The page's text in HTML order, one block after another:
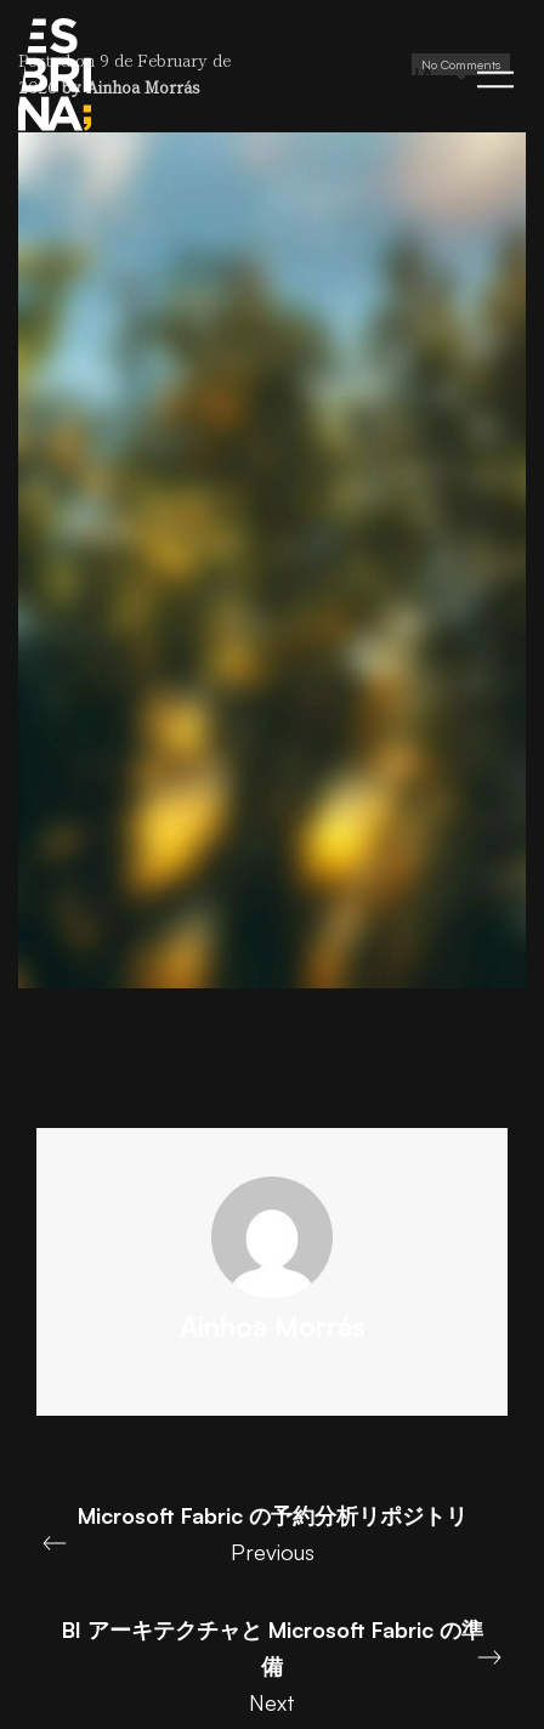
JANo Comments
Posted on 9 de February de
2026 byAinhoa Morrás
Microsoft Fabric の予約分析リポジトリ
Previous
BI アーキテクチャと Microsoft Fabric の準
備
Next